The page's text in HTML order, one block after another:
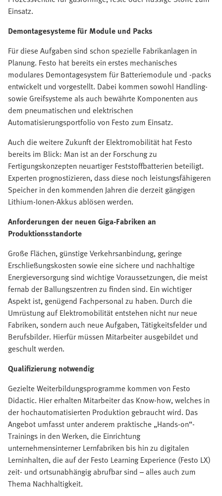
Einsatz.
Demontagesysteme für Module und Packs
Für diese Aufgaben sind schon spezielle Fabrikanlagen in
Planung. Festo hat bereits ein erstes mechanisches
modulares Demontagesystem für Batteriemodule und -packs
entwickelt und vorgestellt. Dabei kommen sowohl Handling-
sowie Greifsysteme als auch bewährte Komponenten aus
dem pneumatischen und elektrischen
Automatisierungsportfolio von Festo zum Einsatz.
Auch die weitere Zukunft der Elektromobilität hat Festo
bereits im Blick: Man ist an der Forschung zu
Fertigungskonzepten neuartiger Feststoffbatterien beteiligt.
Experten prognostizieren, dass diese noch leistungsfähigeren
Speicher in den kommenden Jahren die derzeit gängigen
Lithium-Ionen-Akkus ablösen werden.
Anforderungen der neuen Giga-Fabriken an
Produktionsstandorte
Große Flächen, günstige Verkehrsanbindung, geringe
Erschließungskosten sowie eine sichere und nachhaltige
Energieversorgung sind wichtige Voraussetzungen, die meist
fernab der Ballungszentren zu finden sind. Ein wichtiger
Aspekt ist, genügend Fachpersonal zu haben. Durch die
Umrüstung auf Elektromobilität entstehen nicht nur neue
Fabriken, sondern auch neue Aufgaben, Tätigkeitsfelder und
Berufsbilder. Hierfür müssen Mitarbeiter ausgebildet und
geschult werden.
Qualifizierung notwendig
Gezielte Weiterbildungsprogramme kommen von Festo
Didactic. Hier erhalten Mitarbeiter das Know-how, welches in
der hochautomatisierten Produktion gebraucht wird. Das
Angebot umfasst unter anderem praktische „Hands-on“-
Trainings in den Werken, die Einrichtung
unternehmensinterner Lernfabriken bis hin zu digitalen
Lerninhalten, die auf der Festo Learning Experience (Festo LX)
zeit- und ortsunabhängig abrufbar sind – alles auch zum
Thema Nachhaltigkeit.